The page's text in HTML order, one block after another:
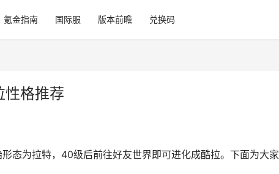
氪金指南 国际服 版本前瞻 兑换码
性格推荐
态为拉特，40级后前往好友世界即可进化成酷拉。下面为大家